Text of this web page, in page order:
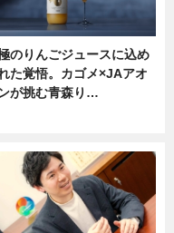
のりんごジュースに込め
た覚悟。カゴメ×JAアオ
が挑む青森り…